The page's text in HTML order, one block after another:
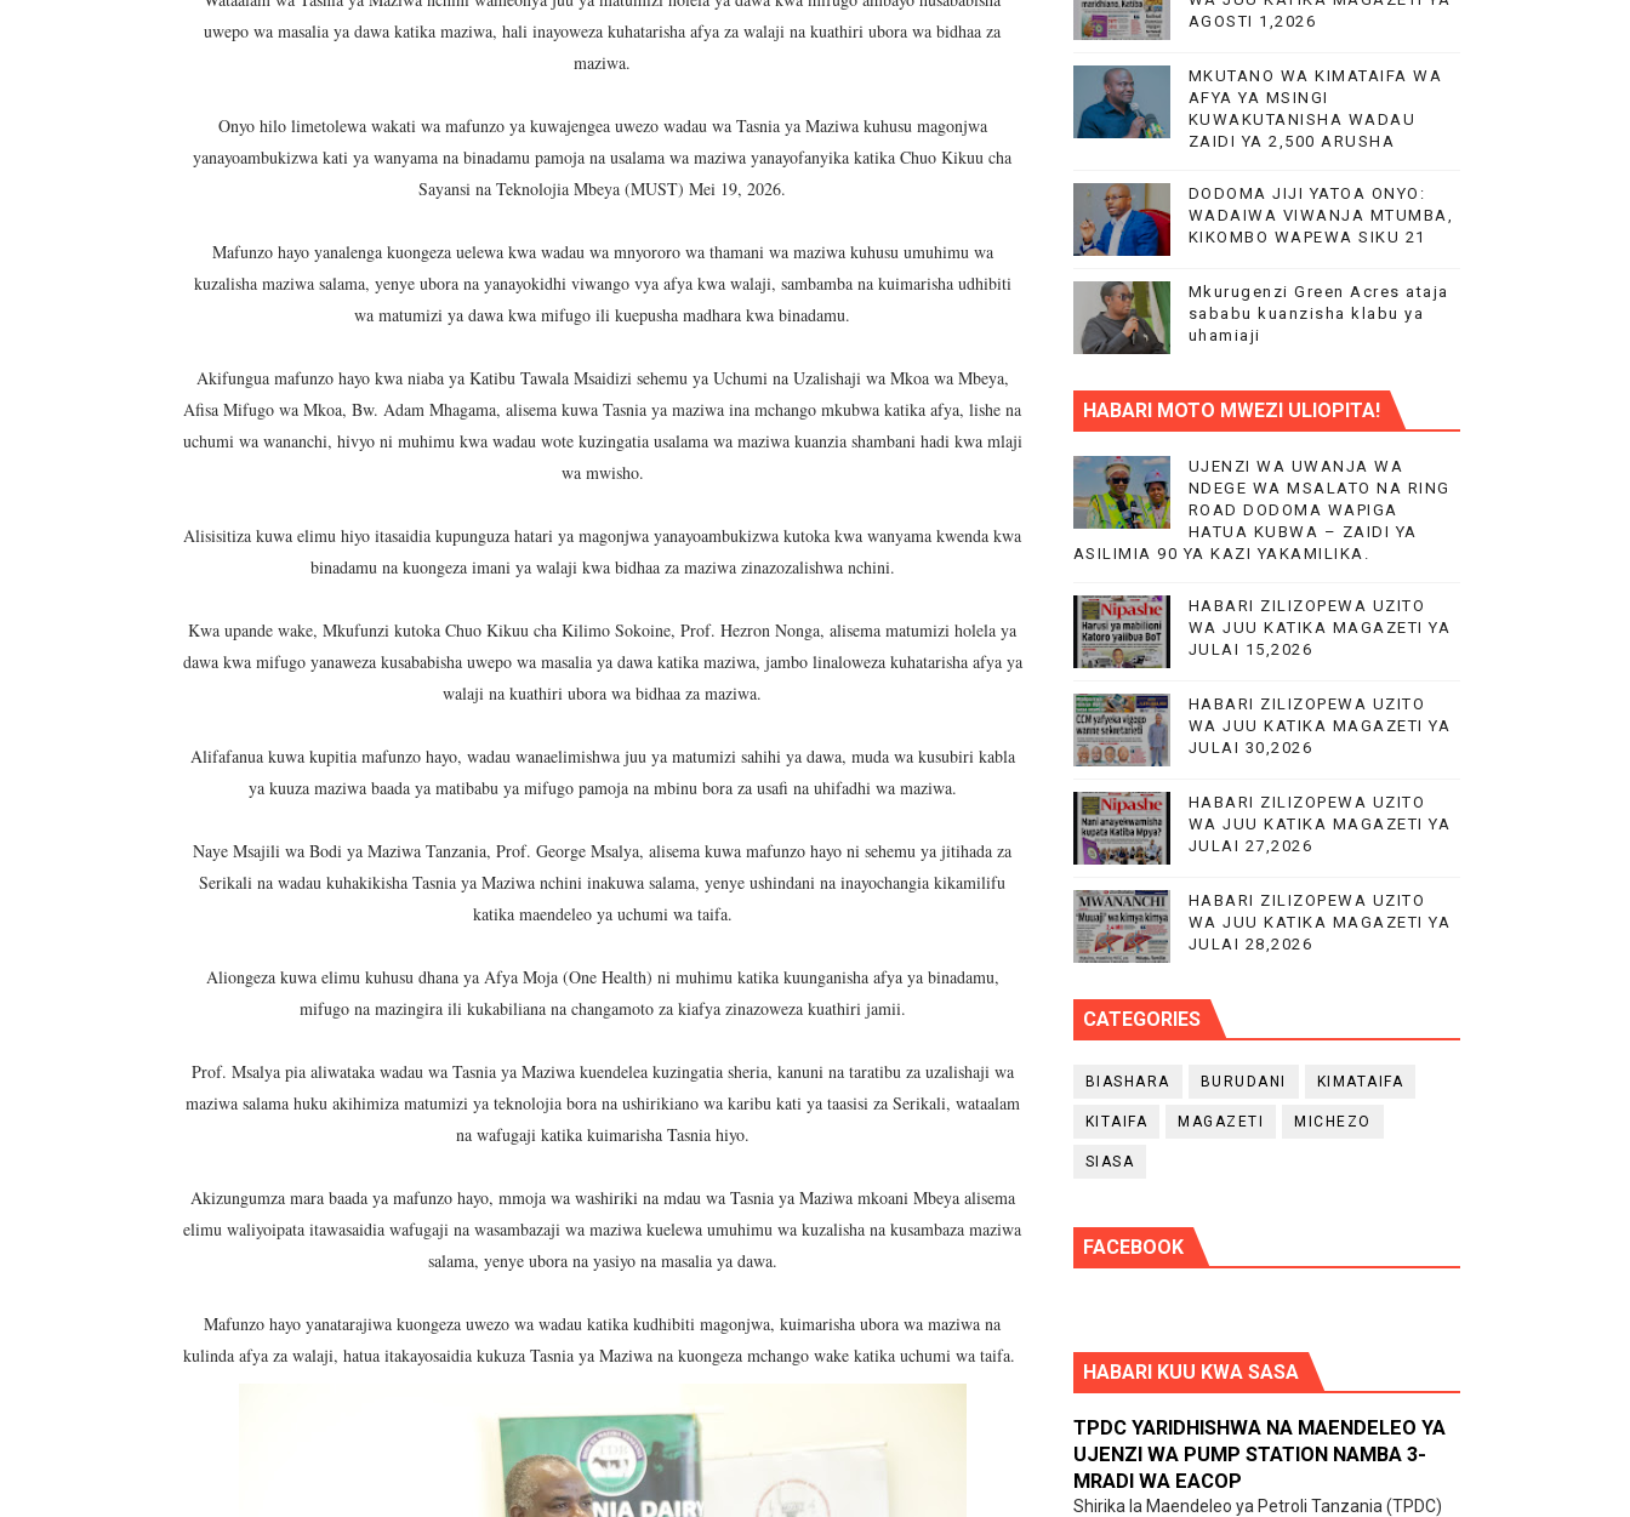
KIELELEZO KIPYA CHA VIWANGO VYA FAIDA VYA DHAMANA ZA SERIKALI KUBORESHA UWAZI NA UWEKEZAJI.
WATUMISHI WA WIZARA YA FEDHA WATAKIWA KUZINGATIA WELEDI NA MAADILI KATIKA UTOAJI WA HUDUMA NANENANE
MASHILI AMPONGEZA RAIS SAMIA KWA MAPINDUZI YA HUDUMA ZA AFYA, ACHANGIA MIL 10.5 CHUO CHA UUGUZI NZEGA
TANZANIA YAIPONGEZA AFRICA50, YAIMARISHA USHIRIKIANO KATIKA MAENDELEO YA MIUNDOMBINU AFRIKA
WAKULIMA WAPEWA MBINU YA KUKABILIANA NA SUMUKUVU
Serikali yasisitiza usimamizi imara wa maji chini ya ardhi
WANAFUNZI WA MTEMI MAZENGO WATOA ELIMU YA VIPIMO KWA NAIBU WAZIRI LONDO NANE NANE
WATOTO WAFUNDISHWE KUPINGA RUSHWA WAKIWA WADOGO -RC DKT.BATILDA
WAFANYABIASHARA WA MADUKA YA SIMU KARIAKOO WAPATA FURSA YA KUELEZA CHANGAMOTO ZAO KWA TRA
THBUB YAENDELEA KUTOA ELIMU KWA WANANCHI KUHUSU HAKI ZA BINADAMU
TANZANIA YAWA MWENYEJI WA JUKWAA LA NANE LA MAENDELEO YA BONDE LA MTO NILE
HABARI ZILIZOPEWA UZITO WA JUU KATIKA MAGAZETI YA AGOSTI 7,2026
PINDA APONGEZA TVLA KWA KUJENGA UWEZO WA NDANI WA KUZALISHA CHANJO ZA MIFUGO
TPDC YARIDHISHWA NA MAENDELEO YA UJENZI WA PUMP STATION NAMBA 3-MRADI WA EACOP
uwepo wa masalia ya dawa katika maziwa, hali inayoweza kuhatarisha afya za walaji na kuathiri ubora wa bidhaa za
maziwa.
Onyo hilo limetolewa wakati wa mafunzo ya kuwajengea uwezo wadau wa Tasnia ya Maziwa kuhusu magonjwa
yanayoambukizwa kati ya wanyama na binadamu pamoja na usalama wa maziwa yanayofanyika katika Chuo Kikuu cha
Sayansi na Teknolojia Mbeya (MUST) Mei 19, 2026.
Mafunzo hayo yanalenga kuongeza uelewa kwa wadau wa mnyororo wa thamani wa maziwa kuhusu umuhimu wa
kuzalisha maziwa salama, yenye ubora na yanayokidhi viwango vya afya kwa walaji, sambamba na kuimarisha udhibiti
wa matumizi ya dawa kwa mifugo ili kuepusha madhara kwa binadamu.
Akifungua mafunzo hayo kwa niaba ya Katibu Tawala Msaidizi sehemu ya Uchumi na Uzalishaji wa Mkoa wa Mbeya,
Afisa Mifugo wa Mkoa, Bw. Adam Mhagama, alisema kuwa Tasnia ya maziwa ina mchango mkubwa katika afya, lishe na
uchumi wa wananchi, hivyo ni muhimu kwa wadau wote kuzingatia usalama wa maziwa kuanzia shambani hadi kwa mlaji
wa mwisho.
Alisisitiza kuwa elimu hiyo itasaidia kupunguza hatari ya magonjwa yanayoambukizwa kutoka kwa wanyama kwenda kwa
binadamu na kuongeza imani ya walaji kwa bidhaa za maziwa zinazozalishwa nchini.
Kwa upande wake, Mkufunzi kutoka Chuo Kikuu cha Kilimo Sokoine, Prof. Hezron Nonga, alisema matumizi holela ya
dawa kwa mifugo yanaweza kusababisha uwepo wa masalia ya dawa katika maziwa, jambo linaloweza kuhatarisha afya ya
walaji na kuathiri ubora wa bidhaa za maziwa.
Alifafanua kuwa kupitia mafunzo hayo, wadau wanaelimishwa juu ya matumizi sahihi ya dawa, muda wa kusubiri kabla
ya kuuza maziwa baada ya matibabu ya mifugo pamoja na mbinu bora za usafi na uhifadhi wa maziwa.
Naye Msajili wa Bodi ya Maziwa Tanzania, Prof. George Msalya, alisema kuwa mafunzo hayo ni sehemu ya jitihada za
Serikali na wadau kuhakikisha Tasnia ya Maziwa nchini inakuwa salama, yenye ushindani na inayochangia kikamilifu
katika maendeleo ya uchumi wa taifa.
Aliongeza kuwa elimu kuhusu dhana ya Afya Moja (One Health) ni muhimu katika kuunganisha afya ya binadamu,
mifugo na mazingira ili kukabiliana na changamoto za kiafya zinazoweza kuathiri jamii.
Prof. Msalya pia aliwataka wadau wa Tasnia ya Maziwa kuendelea kuzingatia sheria, kanuni na taratibu za uzalishaji wa
maziwa salama huku akihimiza matumizi ya teknolojia bora na ushirikiano wa karibu kati ya taasisi za Serikali, wataalam
na wafugaji katika kuimarisha Tasnia hiyo.
Akizungumza mara baada ya mafunzo hayo, mmoja wa washiriki na mdau wa Tasnia ya Maziwa mkoani Mbeya alisema
elimu waliyoipata itawasaidia wafugaji na wasambazaji wa maziwa kuelewa umuhimu wa kuzalisha na kusambaza maziwa
salama, yenye ubora na yasiyo na masalia ya dawa.
Mafunzo hayo yanatarajiwa kuongeza uwezo wa wadau katika kudhibiti magonjwa, kuimarisha ubora wa maziwa na
kulinda afya za walaji, hatua itakayosaidia kukuza Tasnia ya Maziwa na kuongeza mchango wake katika uchumi wa taifa.
AGOSTI 1,2026
MKUTANO WA KIMATAIFA WA
AFYA YA MSINGI
KUWAKUTANISHA WADAU
ZAIDI YA 2,500 ARUSHA
DODOMA JIJI YATOA ONYO:
WADAIWA VIWANJA MTUMBA,
KIKOMBO WAPEWA SIKU 21
Mkurugenzi Green Acres ataja
sababu kuanzisha klabu ya
uhamiaji
HABARI MOTO MWEZI ULIOPITA!
UJENZI WA UWANJA WA
NDEGE WA MSALATO NA RING
ROAD DODOMA WAPIGA
HATUA KUBWA – ZAIDI YA
ASILIMIA 90 YA KAZI YAKAMILIKA.
HABARI ZILIZOPEWA UZITO
WA JUU KATIKA MAGAZETI YA
JULAI 15,2026
HABARI ZILIZOPEWA UZITO
WA JUU KATIKA MAGAZETI YA
JULAI 30,2026
HABARI ZILIZOPEWA UZITO
WA JUU KATIKA MAGAZETI YA
JULAI 27,2026
HABARI ZILIZOPEWA UZITO
WA JUU KATIKA MAGAZETI YA
JULAI 28,2026
CATEGORIES
BIASHARA BURUDANI KIMATAIFA
KITAIFA MAGAZETI MICHEZO
SIASA
FACEBOOK
HABARI KUU KWA SASA
TPDC YARIDHISHWA NA MAENDELEO YA
UJENZI WA PUMP STATION NAMBA 3-
MRADI WA EACOP
Shirika la Maendeleo ya Petroli Tanzania (TPDC)